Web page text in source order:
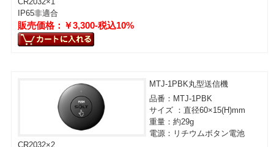
IP65非適合
販売価格：￥3,300-税込10%
MTJ-1PBK丸型送信機
品番：MTJ-1PBK
サイズ ：直径60×15(H)mm
重量：約29g
電源：リチウムボタン電池
CR2032×2